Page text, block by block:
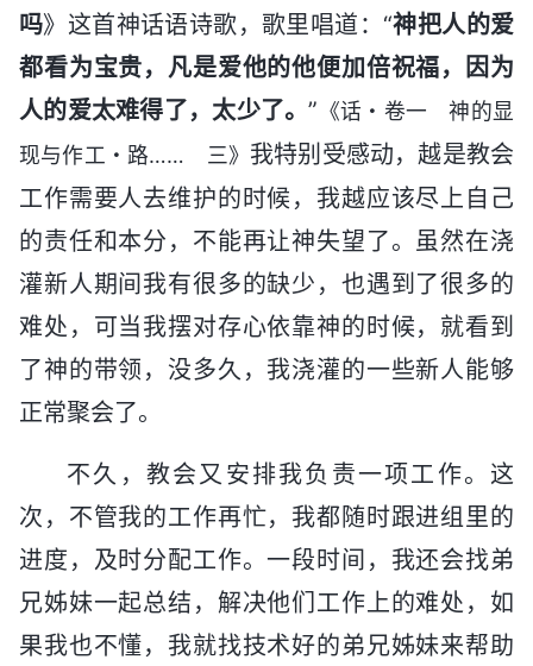
吗》这首神话语诗歌，歌里唱道：“神把人的爱
都看为宝贵，凡是爱他的他便加倍祝福，因为
人的爱太难得了，太少了。” 《话・卷一 神的显
现与作工・路…… 三》 我特别受感动，越是教会
工作需要人去维护的时候，我越应该尽上自己
的责任和本分，不能再让神失望了。虽然在浇
灌新人期间我有很多的缺少，也遇到了很多的
难处，可当我摆对存心依靠神的时候，就看到
了神的带领，没多久，我浇灌的一些新人能够
正常聚会了。
不久，教会又安排我负责一项工作。这
次，不管我的工作再忙，我都随时跟进组里的
进度，及时分配工作。一段时间，我还会找弟
兄姊妹一起总结，解决他们工作上的难处，如
果我也不懂，我就找技术好的弟兄姊妹来帮助